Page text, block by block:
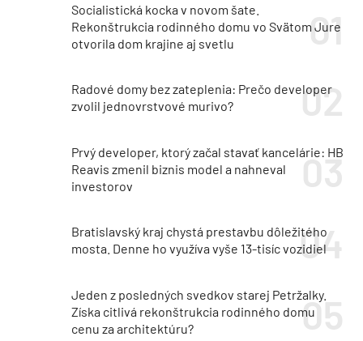
Socialistická kocka v novom šate.
Rekonštrukcia rodinného domu vo Svätom Jure
otvorila dom krajine aj svetlu
Radové domy bez zateplenia: Prečo developer
zvolil jednovrstvové murivo?
Prvý developer, ktorý začal stavať kancelárie: HB
Reavis zmenil biznis model a nahneval
investorov
Bratislavský kraj chystá prestavbu dôležitého
mosta. Denne ho využíva vyše 13-tisíc vozidiel
Jeden z posledných svedkov starej Petržalky.
Získa citlivá rekonštrukcia rodinného domu
cenu za architektúru?